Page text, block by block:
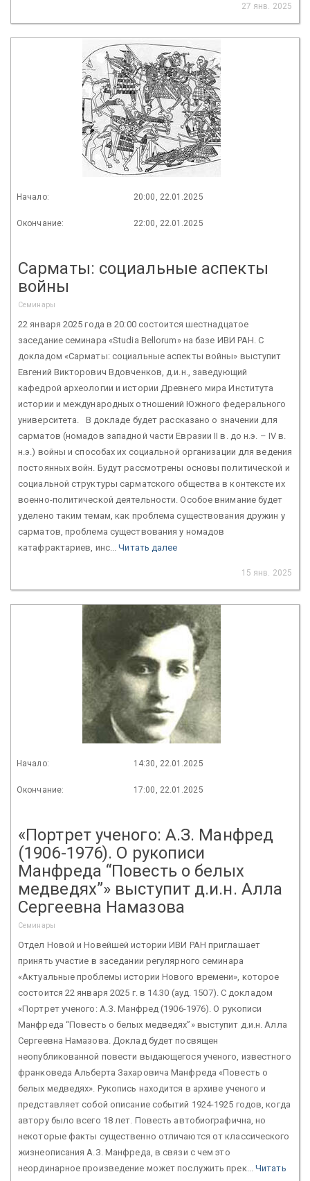
27 янв. 2025
Начало: 20:00, 22.01.2025
Окончание: 22:00, 22.01.2025
Сарматы: социальные аспекты
войны
Семинары
22 января 2025 года в 20:00 состоится шестнадцатое
заседание семинара «Studia Bellorum» на базе ИВИ РАН. С
докладом «Сарматы: социальные аспекты войны» выступит
Евгений Викторович Вдовченков, д.и.н., заведующий
кафедрой археологии и истории Древнего мира Института
истории и международных отношений Южного федерального
университета. В докладе будет рассказано о значении для
сарматов (номадов западной части Евразии II в. до н.э. – IV в.
н.э.) войны и способах их социальной организации для ведения
постоянных войн. Будут рассмотрены основы политической и
социальной структуры сарматского общества в контексте их
военно-политической деятельности. Особое внимание будет
уделено таким темам, как проблема существования дружин у
сарматов, проблема существования у номадов
катафрактариев, инс...Читать далее
15 янв. 2025
Начало: 14:30, 22.01.2025
Окончание: 17:00, 22.01.2025
«Портрет ученого: А.З. Манфред
(1906-1976). О рукописи
Манфреда “Повесть о белых
медведях”» выступит д.и.н. Алла
Сергеевна Намазова
Семинары
Отдел Новой и Новейшей истории ИВИ РАН приглашает
принять участие в заседании регулярного семинара
«Актуальные проблемы истории Нового времени», которое
состоится 22 января 2025 г. в 14.30 (ауд. 1507). С докладом
«Портрет ученого: А.З. Манфред (1906-1976). О рукописи
Манфреда “Повесть о белых медведях”» выступит д.и.н. Алла
Сергеевна Намазова. Доклад будет посвящен
неопубликованной повести выдающегося ученого, известного
франковеда Альберта Захаровича Манфреда «Повесть о
белых медведях». Рукопись находится в архиве ученого и
представляет собой описание событий 1924-1925 годов, когда
автору было всего 18 лет. Повесть автобиографична, но
некоторые факты существенно отличаются от классического
жизнеописания А.З. Манфреда, в связи с чем это
неординарное произведение может послужить прек... Читать